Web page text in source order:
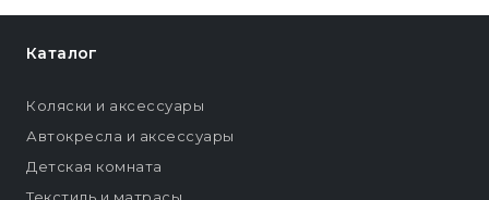
Каталог
Коляски и аксессуары
Автокресла и аксессуары
Детская комната
Текстиль и матрасы